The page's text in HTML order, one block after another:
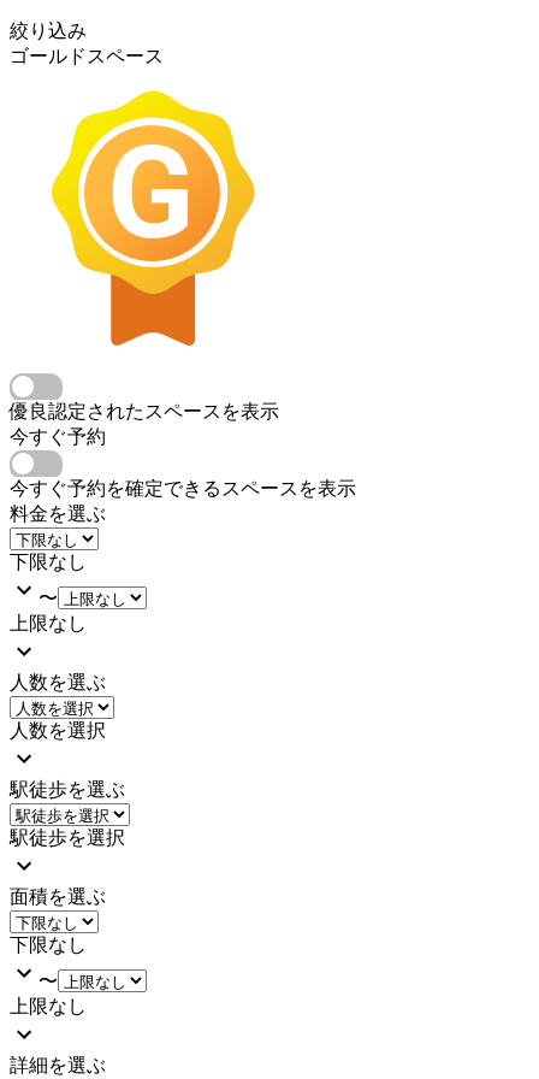
絞り込み
ゴールドスペース
優良認定されたスペースを表示
今すぐ予約
今すぐ予約を確定できるスペースを表示
料金を選ぶ
下限なし
〜
上限なし
人数を選ぶ
人数を選択
駅徒歩を選ぶ
駅徒歩を選択
面積を選ぶ
下限なし
〜
上限なし
詳細を選ぶ